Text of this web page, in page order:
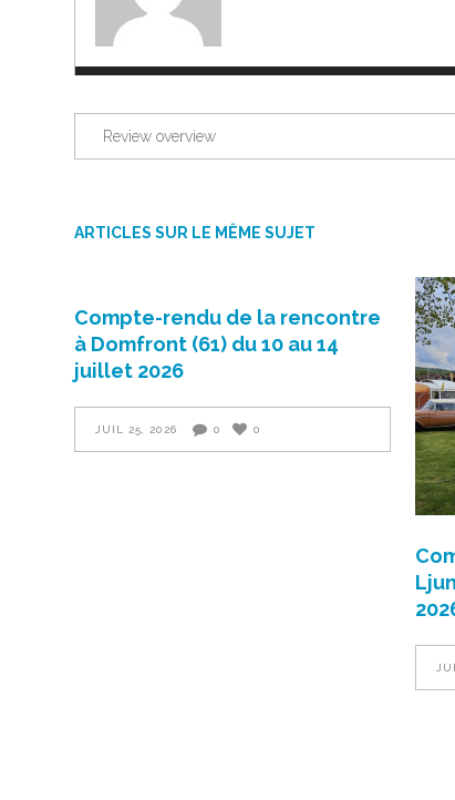
Review overview
ARTICLES SUR LE MÊME SUJET
Compte-rendu de la rencontre
à Domfront (61) du 10 au 14
juillet 2026
JUIL 25, 2026 0 0